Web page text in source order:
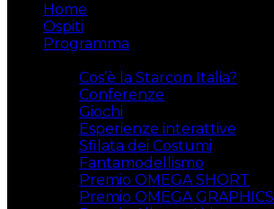
Home
Ospiti
Programma
Cos’è la Starcon Italia?
Conferenze
Giochi
Esperienze interattive
Sfilata dei Costumi
Fantamodellismo
Premio OMEGA SHORT
Premio OMEGA GRAPHICS